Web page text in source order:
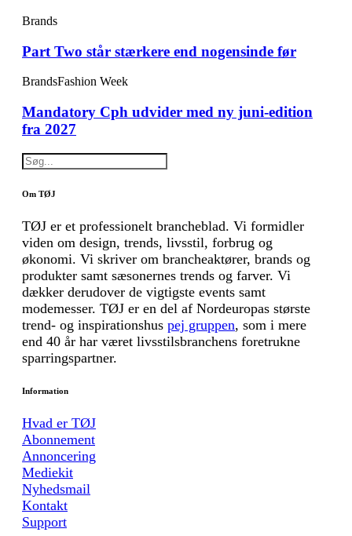
Brands
Part Two står stærkere end nogensinde før
BrandsFashion Week
Mandatory Cph udvider med ny juni-edition
fra 2027
Om TØJ
TØJ er et professionelt brancheblad. Vi formidler
viden om design, trends, livsstil, forbrug og
økonomi. Vi skriver om brancheaktører, brands og
produkter samt sæsonernes trends og farver. Vi
dækker derudover de vigtigste events samt
modemesser. TØJ er en del af Nordeuropas største
trend- og inspirationshus pej gruppen, som i mere
end 40 år har været livsstilsbranchens foretrukne
sparringspartner.
Information
Hvad er TØJ
Abonnement
Annoncering
Mediekit
Nyhedsmail
Kontakt
Support